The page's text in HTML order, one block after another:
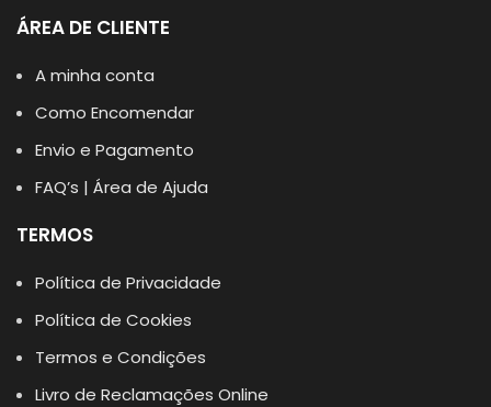
ÁREA DE CLIENTE
A minha conta
Como Encomendar
Envio e Pagamento
FAQ’s | Área de Ajuda
TERMOS
Política de Privacidade
Política de Cookies
Termos e Condições
Livro de Reclamações Online